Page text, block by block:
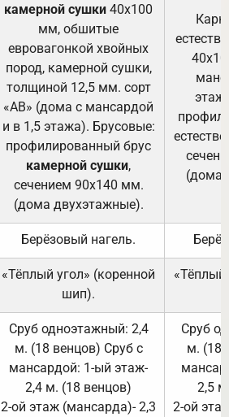
камерной сушки 40х100
мм, обшитые
евровагонкой хвойных
пород, камерной сушки,
толщиной 12,5 мм. сорт
«АВ» (дома с мансардой
и в 1,5 этажа). Брусовые:
профилированный брус
камерной сушки,
сечением 90х140 мм.
(дома двухэтажные).
(дома
Берёзовый нагель.
«Тёплый угол» (коренной
шип).
«Тёплый
Сруб одноэтажный: 2,4
м. (18 венцов) Сруб с
мансардой: 1-ый этаж-
2,4 м. (18 венцов)
2-ой этаж (мансарда)- 2,3
Сруб
м. (18
2,5
2-ой